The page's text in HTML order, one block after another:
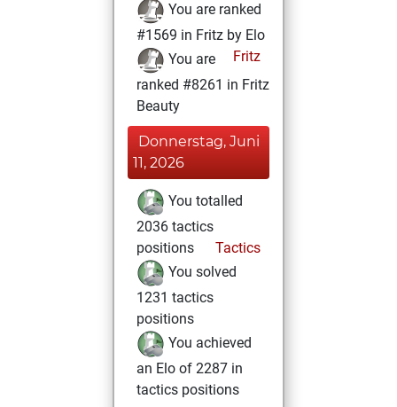
You are ranked
#1569 in Fritz by Elo
Fritz
You are
ranked #8261 in Fritz
Beauty
Donnerstag, Juni
11, 2026
You totalled
2036 tactics
positions
Tactics
You solved
1231 tactics
positions
You achieved
an Elo of 2287 in
tactics positions